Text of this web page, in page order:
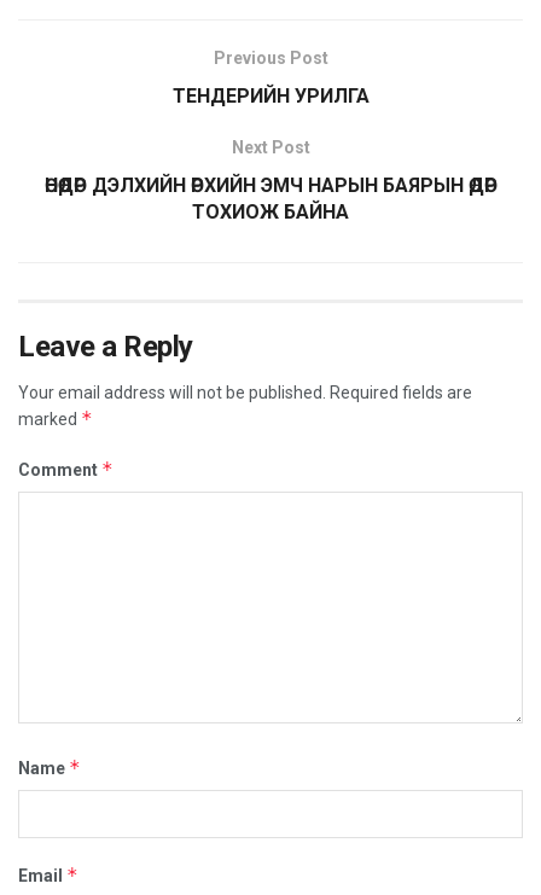
Previous Post
ТЕНДЕРИЙН УРИЛГА
Next Post
ӨНӨӨДӨР ДЭЛХИЙН ӨРХИЙН ЭМЧ НАРЫН БАЯРЫН ӨДӨР
ТОХИОЖ БАЙНА
Leave a Reply
Your email address will not be published.
Required fields are
marked *
Comment *
Name *
Email *